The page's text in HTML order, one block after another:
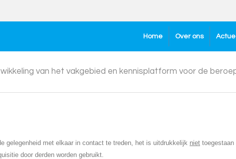
Home Over ons
van het vakgebied en kennisplatform voor de
gelegenheid met elkaar in contact te treden, het is uitdrukkelijk niet toegestaan
door derden worden gebruikt.